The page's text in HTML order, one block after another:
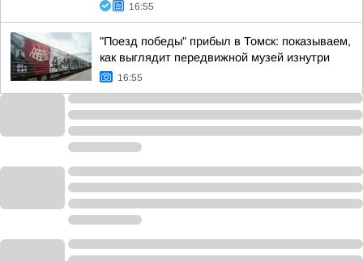
16:55
"Поезд победы" прибыл в Томск: показываем,
как выглядит передвижной музей изнутри
16:55